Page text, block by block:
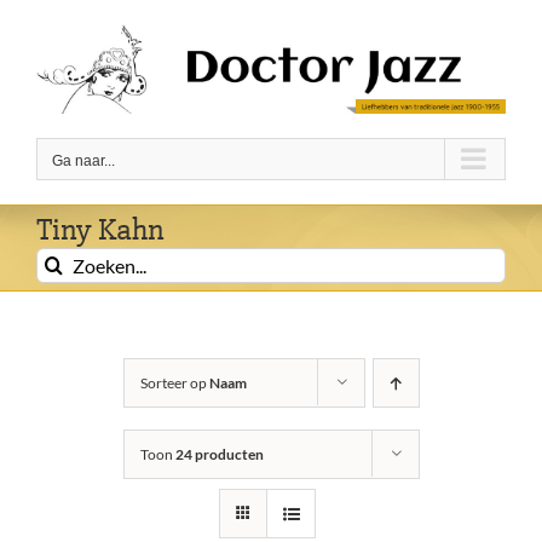
inhoud
Ga naar...
Tiny Kahn
Zoeken
naar:
Sorteer opNaam
Toon 24 producten